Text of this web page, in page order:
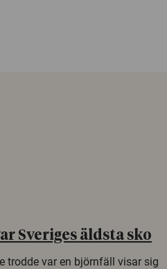
Sveriges äldsta sko
trodde var en björnfäll visar sig